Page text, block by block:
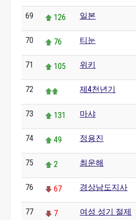
69 126 일본
70 76 티눈
71 105 위키
72 제4천년기
73 131 마샤
74 49 정용진
75 2 최운해
76 67 경상남도지사
77 7 여성 성기 절제